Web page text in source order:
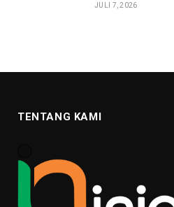
JULI 7, 2026
TENTANG KAMI